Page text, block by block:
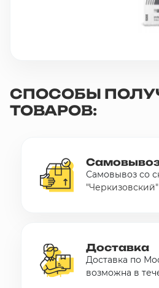
Москва
СПОСОБЫ
ТОВАРОВ:
Самовывоз со
"Черкизовский"
Доставка
Доставка по
возможна в